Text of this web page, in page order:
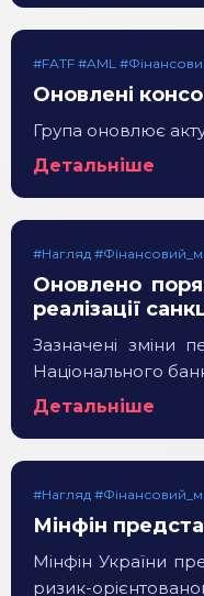
#FATF #AML
Оновлені
Група оновлює
Детальніше
#Нагляд
Оновлено
реалізації
Зазначені зміни
Національного
Детальніше
#Нагляд
Мінфін
Мінфін України
ризик-